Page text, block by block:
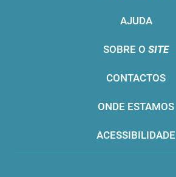
AJUDA
SOBRE O SITE
CONTACTOS
ONDE ESTAMOS
ACESSIBILIDADE